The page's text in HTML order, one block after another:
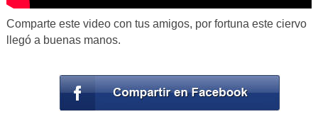
Comparte este video con tus amigos, por fortuna este ciervo
llegó a buenas manos.